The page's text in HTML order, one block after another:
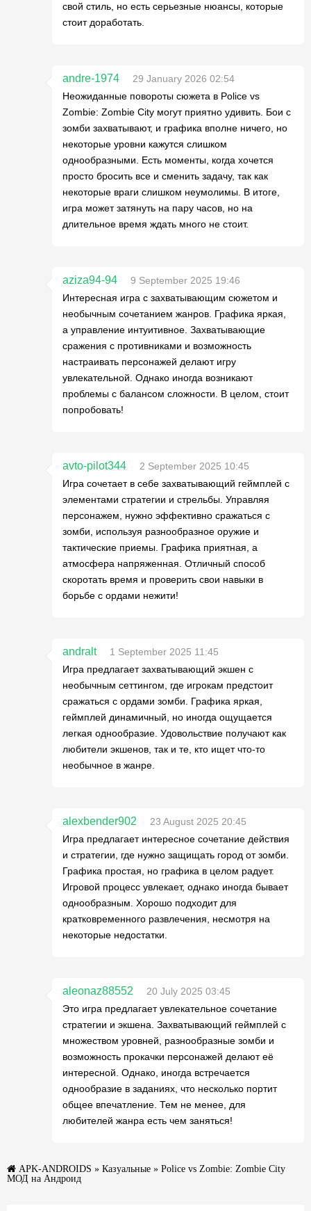
свой стиль, но есть серьезные нюансы, которые
стоит доработать.
andre-1974
29 January 2026 02:54
Неожиданные повороты сюжета в Police vs
Zombie: Zombie City могут приятно удивить. Бои с
зомби захватывают, и графика вполне ничего, но
некоторые уровни кажутся слишком
однообразными. Есть моменты, когда хочется
просто бросить все и сменить задачу, так как
некоторые враги слишком неумолимы. В итоге,
игра может затянуть на пару часов, но на
длительное время ждать много не стоит.
aziza94-94
9 September 2025 19:46
Интересная игра с захватывающим сюжетом и
необычным сочетанием жанров. Графика яркая,
а управление интуитивное. Захватывающие
сражения с противниками и возможность
настраивать персонажей делают игру
увлекательной. Однако иногда возникают
проблемы с балансом сложности. В целом, стоит
попробовать!
avto-pilot344
2 September 2025 10:45
Игра сочетает в себе захватывающий геймплей с
элементами стратегии и стрельбы. Управляя
персонажем, нужно эффективно сражаться с
зомби, используя разнообразное оружие и
тактические приемы. Графика приятная, а
атмосфера напряженная. Отличный способ
скоротать время и проверить свои навыки в
борьбе с ордами нежити!
andralt
1 September 2025 11:45
Игра предлагает захватывающий экшен с
необычным сеттингом, где игрокам предстоит
сражаться с ордами зомби. Графика яркая,
геймплей динамичный, но иногда ощущается
легкая однообразие. Удовольствие получают как
любители экшенов, так и те, кто ищет что-то
необычное в жанре.
alexbender902
23 August 2025 20:45
Игра предлагает интересное сочетание действия
и стратегии, где нужно защищать город от зомби.
Графика простая, но графика в целом радует.
Игровой процесс увлекает, однако иногда бывает
однообразным. Хорошо подходит для
кратковременного развлечения, несмотря на
некоторые недостатки.
aleonaz88552
20 July 2025 03:45
Это игра предлагает увлекательное сочетание
стратегии и экшена. Захватывающий геймплей с
множеством уровней, разнообразные зомби и
возможность прокачки персонажей делают её
интересной. Однако, иногда встречается
однообразие в заданиях, что несколько портит
общее впечатление. Тем не менее, для
любителей жанра есть чем заняться!
APK-ANDROIDS » Казуальные » Police vs Zombie: Zombie City
МОД на Андроид